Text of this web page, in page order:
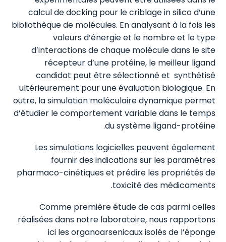
calcul de docking pour le criblage in silico d’une
bibliothèque de molécules. En analysant à la fois les
valeurs d’énergie et le nombre et le type
d’interactions de chaque molécule dans le site
récepteur d’une protéine, le meilleur ligand
candidat peut être sélectionné et synthétisé
ultérieurement pour une évaluation biologique. En
outre, la simulation moléculaire dynamique permet
d’étudier le comportement variable dans le temps
du système ligand-protéine.
Les simulations logicielles peuvent également
fournir des indications sur les paramètres
pharmaco-cinétiques et prédire les propriétés de
toxicité des médicaments.
Comme première étude de cas parmi celles
réalisées dans notre laboratoire, nous rapportons
ici les organoarsenicaux isolés de l’éponge